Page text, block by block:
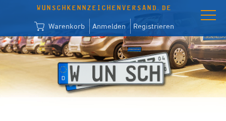
WUNSCHKENNZEICHENVERSAND.DE
Warenkorb Anmelden Registrieren